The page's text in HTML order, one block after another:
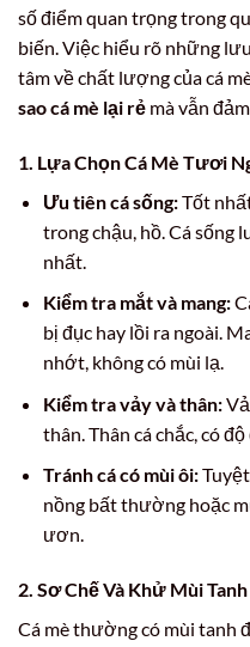
số điểm quan trọng trong
biến. Việc hiểu rõ những
tâm về chất lượng của cá
sao cá mè lại rẻ mà vẫn
1. Lựa Chọn Cá Mè Tươi
Ưu tiên cá sống:Tốt
trong chậu, hồ. Cá sống
nhất.
Kiểm tra mắt và mang:
bị đục hay lồi ra ngoài.
nhớt, không có mùi lạ.
Kiểm tra vảy và thân:
thân. Thân cá chắc, có
Tránh cá có mùi ôi:Tuyệt
nồng bất thường hoặc
ươn.
2. Sơ Chế Và Khử Mùi
Cá mè thường có mùi tanh